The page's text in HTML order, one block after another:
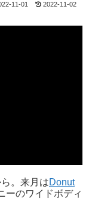
11-01 2022-11-02
。来月はDonut
ーのワイドボディ